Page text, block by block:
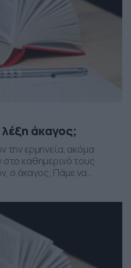
λέξη άκαγος;
την ερμηνεία, ακόμα
στο καθημερινό τους
ο άκαγος; Πάμε να